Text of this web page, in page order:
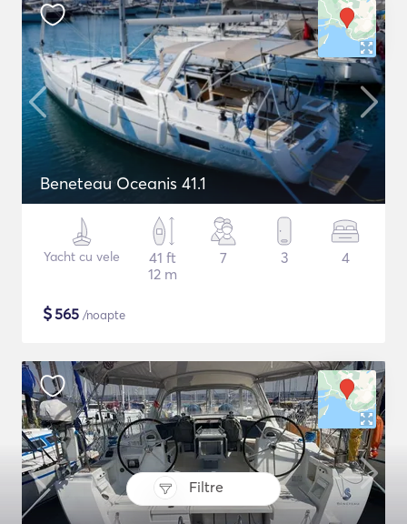
Filtre
Beneteau Oceanis 41.1
Yacht cu vele
41 ft
12 m
7 3 4
$565 /noapte